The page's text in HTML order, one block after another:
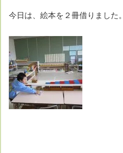
今日は、絵本を２冊借りました。